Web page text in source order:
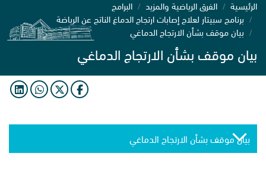
الرئيسية الفرق الرياضية والمزيد
البرامج
برنامج سبيتار لعلاج إصابات ارتجاج الدماغ الناتج عن الرياضة
بيان موقف بشأن الارتجاج الدماغي
بيان موقف بشأن الارتجاج الدماغي
بيان موقف بشأن الارتجاج الدماغي